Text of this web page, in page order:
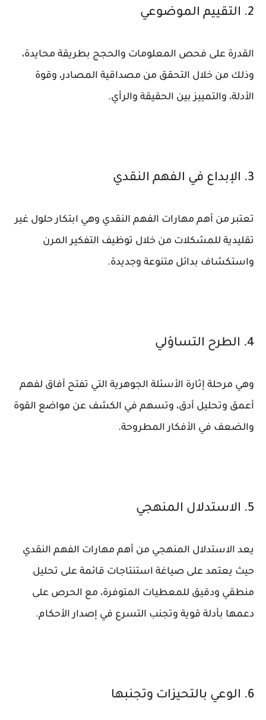
2. التقييم الموضوعي
القدرة على فحص المعلومات والحجج بطريقة محايدة،
وذلك من خلال التحقق من مصداقية المصادر، وقوة
الأدلة، والتمييز بين الحقيقة والرأي.
3. الإبداع في الفهم النقدي
تعتبر من أهم مهارات الفهم النقدي وهي ابتكار حلول غير
تقليدية للمشكلات من خلال توظيف التفكير المرن
واستكشاف بدائل متنوعة وجديدة.
4. الطرح التساؤلي
وهي مرحلة إثارة الأسئلة الجوهرية التي تفتح آفاق لفهم
أعمق وتحليل أدق، وتسهم في الكشف عن مواضع القوة
والضعف في الأفكار المطروحة.
5. الاستدلال المنهجي
يعد الاستدلال المنهجي من أهم مهارات الفهم النقدي
حيث يعتمد على صياغة استنتاجات قائمة على تحليل
منطقي ودقيق للمعطيات المتوفرة، مع الحرص على
دعمها بأدلة قوية وتجنب التسرع في إصدار الأحكام.
6. الوعي بالتحيزات وتجنبها